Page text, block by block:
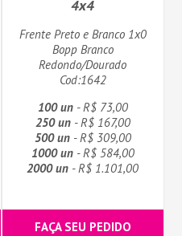
4x4
Frente Preto e Branco 1x0
Bopp Branco
Redondo/Dourado
Cod:1642
100 un- R$ 73,00
250 un- R$ 167,00
500 un- R$ 309,00
1000 un- R$ 584,00
2000 un - R$ 1.101,00
FAÇA SEU PEDIDO